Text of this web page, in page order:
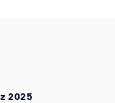
2025